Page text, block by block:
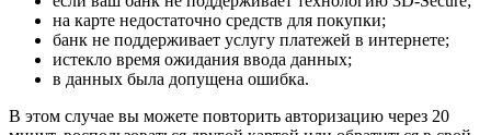
на карте недостаточно средств для покупки;
банк не поддерживает услугу платежей в интернете;
истекло время ожидания ввода данных;
в данных была допущена ошибка.
В этом случае вы можете повторить авторизацию через 20